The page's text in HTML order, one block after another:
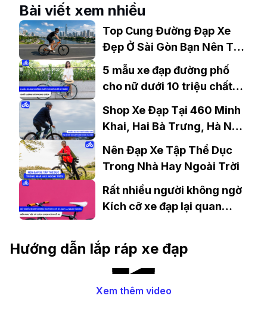
Bài viết xem nhiều
Top Cung Đường Đạp Xe
Đẹp Ở Sài Gòn Bạn Nên Thử
Ít Nhất 1 Lần
5 mẫu xe đạp đường phố
cho nữ dưới 10 triệu chất
lượng và phong cách
Shop Xe Đạp Tại 460 Minh
Khai, Hai Bà Trưng, Hà Nội
Cháy Hàng Với 8 Mẫu Xe
Hot Nhất Năm Nay
Nên Đạp Xe Tập Thể Dục
Trong Nhà Hay Ngoài Trời
Rất nhiều người không ngờ
Kích cỡ xe đạp lại quan
Hướng dẫn lắp ráp xe đạp
Xem thêm video